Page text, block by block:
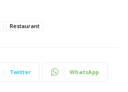
Restaurant
Twitter WhatsApp